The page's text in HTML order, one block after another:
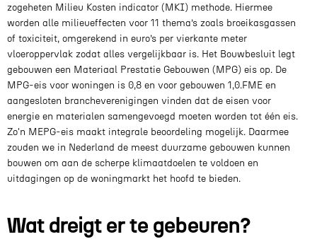
zogeheten Milieu Kosten indicator (MKI) methode. Hiermee
worden alle milieueffecten voor 11 thema’s zoals broeikasgassen
of toxiciteit, omgerekend in euro’s per vierkante meter
vloeroppervlak zodat alles vergelijkbaar is. Het Bouwbesluit legt
gebouwen een Materiaal Prestatie Gebouwen (MPG) eis op. De
MPG-eis voor woningen is 0,8 en voor gebouwen 1,0.FME en
aangesloten brancheverenigingen vinden dat de eisen voor
energie en materialen samengevoegd moeten worden tot één eis.
Zo'n MEPG-eis maakt integrale beoordeling mogelijk. Daarmee
zouden we in Nederland de meest duurzame gebouwen kunnen
bouwen om aan de scherpe klimaatdoelen te voldoen en
uitdagingen op de woningmarkt het hoofd te bieden.
Wat dreigt er te gebeuren?